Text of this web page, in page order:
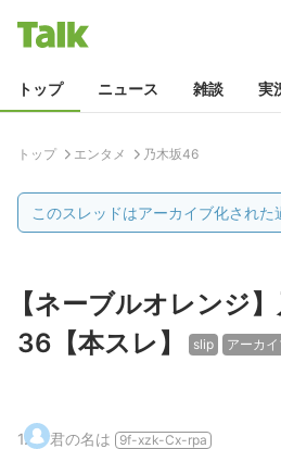
トップ ニュース 雑談 実
トップ エンタメ 乃木坂46
このスレッドはアーカイブ化された
【ネーブルオレンジ
36【本スレ】
slip アーカ
1. 君の名は 9f-xzk-Cx-rpa